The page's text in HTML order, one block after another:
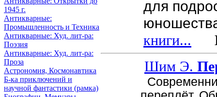
1945 г.
Антикварные:
Промышленность и Техника
Антикварные: Худ. лит-ра:
Поэзия
Антикварные: Худ. лит-ра:
Проза
Астрономия, Космонавтика
Б-ка приключений и
научной фантастики (рамка)
для
книги...
Шим Э.